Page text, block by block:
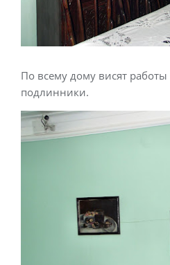
По всему дому висят
подлинники.